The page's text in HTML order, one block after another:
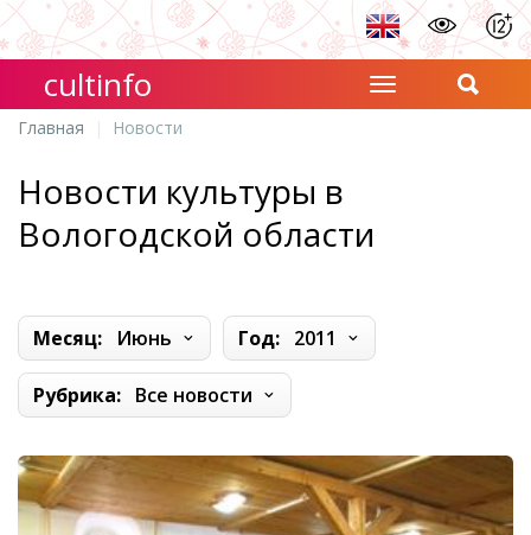
cultinfo
Главная Новости
Новости культуры в
Вологодской области
Месяц: Июнь Год: 2011
Рубрика: Все новости